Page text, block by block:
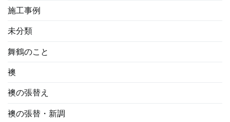
施工事例
未分類
舞鶴のこと
襖
襖の張替え
襖の張替・新調